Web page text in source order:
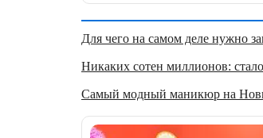
Для чего на самом деле нужно
Никаких сотен миллионов:
Самый модный маникюр на